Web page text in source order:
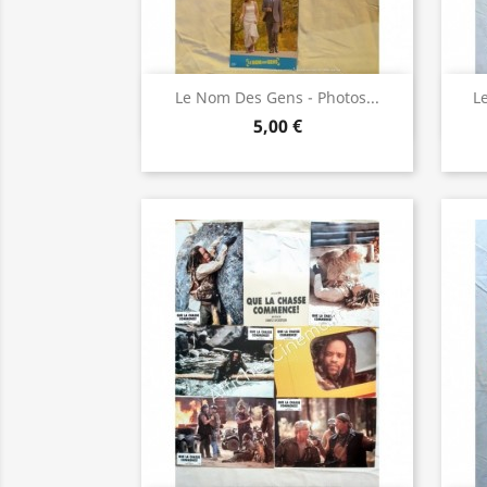
Le Nom Des Gens - Photos...
5,00 €
 Aperçu rapide